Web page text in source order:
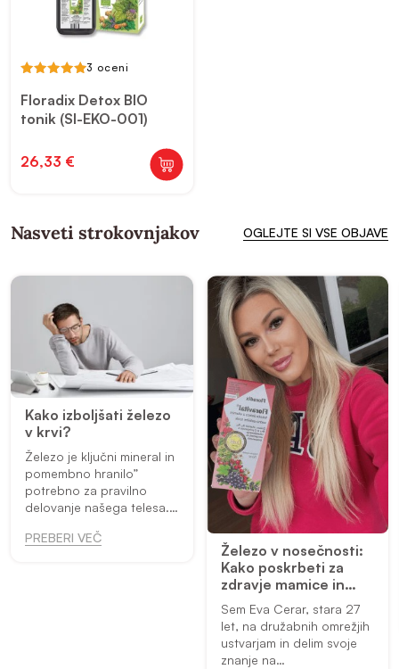
out of 5
3 oceni
Floradix Detox BIO
tonik (SI-EKO-001)
26,33 €
Nasveti strokovnjakov OGLEJTE SI VSE OBJAVE
Kako izboljšati železo
v krvi?
Železo je ključni mineral in
pomembno hranilo”
potrebno za pravilno
delovanje našega telesa.
kisika skrbi za energijo
PREBERI VEČ
Železo v nosečnosti:
Kako poskrbeti za
zdravje mamice in
dojenčka
Sem Eva Cerar, stara 27
let, na družabnih omrežjih
ustvarjam in delim svoje
znanje na